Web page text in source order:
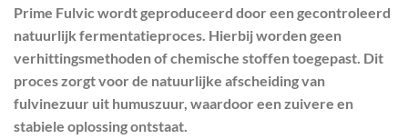
Prime Fulvic wordt geproduceerd door een gecontroleerd
natuurlijk fermentatieproces. Hierbij worden geen
verhittingsmethoden of chemische stoffen toegepast. Dit
proces zorgt voor de natuurlijke afscheiding van
fulvinezuur uit humuszuur, waardoor een zuivere en
stabiele oplossing ontstaat.